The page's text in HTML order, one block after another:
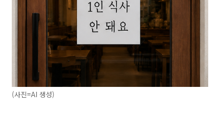
(사진=AI 생성)